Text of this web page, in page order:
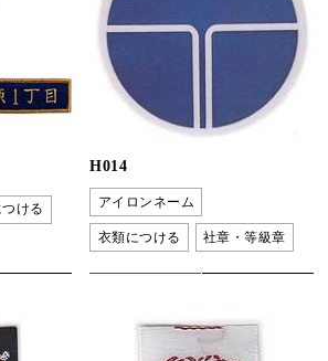
ける
H014
アイロンネーム
衣類につける 社章・等級章